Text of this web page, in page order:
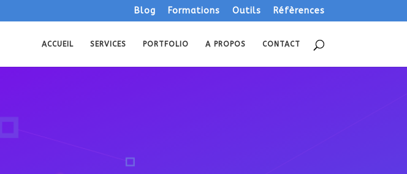
Blog Formations Outils Réfèrences
ACCUEIL SERVICES PORTFOLIO A PROPOS CONTACT